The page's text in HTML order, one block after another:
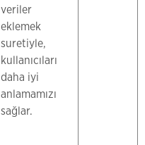
veriler
eklemek
suretiyle,
kullanıcıları
daha iyi
anlamamızı
sağlar.